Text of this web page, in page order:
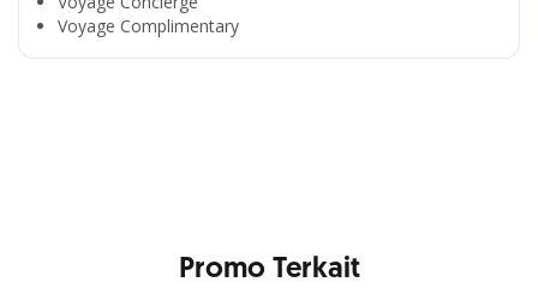
Voyage Complimentary
Segala Kemudahan Ada
di Satu Genggaman
Promo Terkait